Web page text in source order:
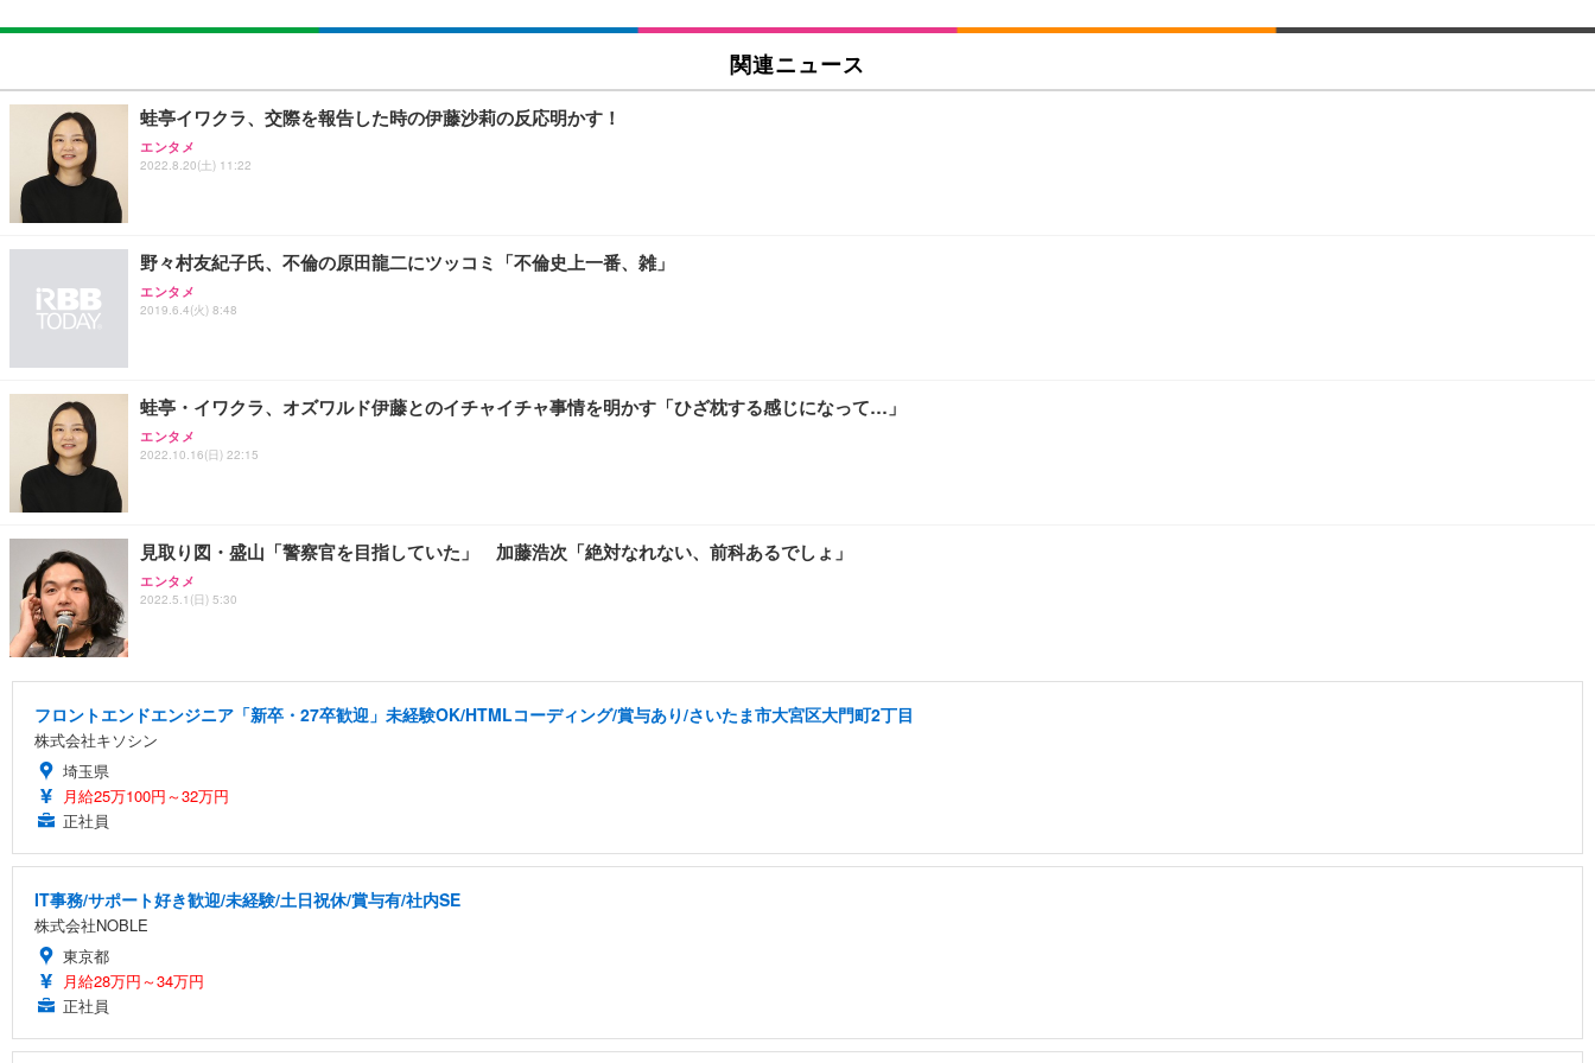
関連ニュース
蛙亭イワクラ、交際を報告した時の伊藤沙莉の反応明かす！
エンタメ
2022.8.20(土) 11:22
野々村友紀子氏、不倫の原田龍二にツッコミ「不倫史上一番、雑」
エンタメ
2019.6.4(火) 8:48
蛙亭・イワクラ、オズワルド伊藤とのイチャイチャ事情を明かす「ひざ枕する感じになって…」
エンタメ
2022.10.16(日) 22:15
見取り図・盛山「警察官を目指していた」 加藤浩次「絶対なれない、前科あるでしょ」
エンタメ
2022.5.1(日) 5:30
フロントエンドエンジニア「新卒・27卒歓迎」未経験OK/HTMLコーディング/賞与あり/さいたま市大宮区大門町2丁目
株式会社キソシン
埼玉県
月給25万100円～32万円
正社員
IT事務/サポート好き歓迎/未経験/土日祝休/賞与有/社内SE
株式会社NOBLE
東京都
月給28万円～34万円
正社員